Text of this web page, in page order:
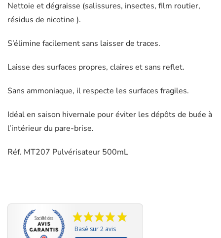
Nettoie et dégraisse (salissures, insectes, film routier,
résidus de nicotine ).
S’élimine facilement sans laisser de traces.
Laisse des surfaces propres, claires et sans reflet.
Sans ammoniaque, il respecte les surfaces fragiles.
Idéal en saison hivernale pour éviter les dépôts de buée à
l’intérieur du pare-brise.
Réf. MT207 Pulvérisateur 500mL
Basé sur 2 avis